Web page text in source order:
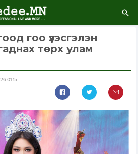
гоо үзэсгэлэн
төрх улам